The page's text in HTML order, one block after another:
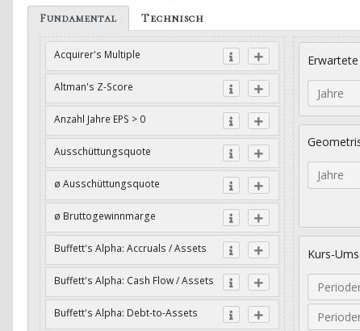
Fundamental Technisch
Acquirer's Multiple
Altman's Z-Score
Anzahl Jahre EPS > 0
Ausschüttungsquote
ø Ausschüttungsquote
ø Bruttogewinnmarge
Buffett's Alpha: Accruals / Assets
Buffett's Alpha: Cash Flow / Assets
Buffett's Alpha: Debt-to-Assets
Jahre
Jahre
Kurs-